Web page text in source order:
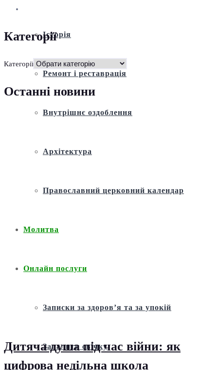
Історія
Ремонт і реставрація
Внутрішнє оздоблення
Архітектура
Православний церковний календар
Молитва
Онлайн послуги
Записки за здоров’я та за упокій
Запалити свічку
Категорії
Категорії
Останні новини
Дитяча душа під час війни: як
цифрова недільна школа